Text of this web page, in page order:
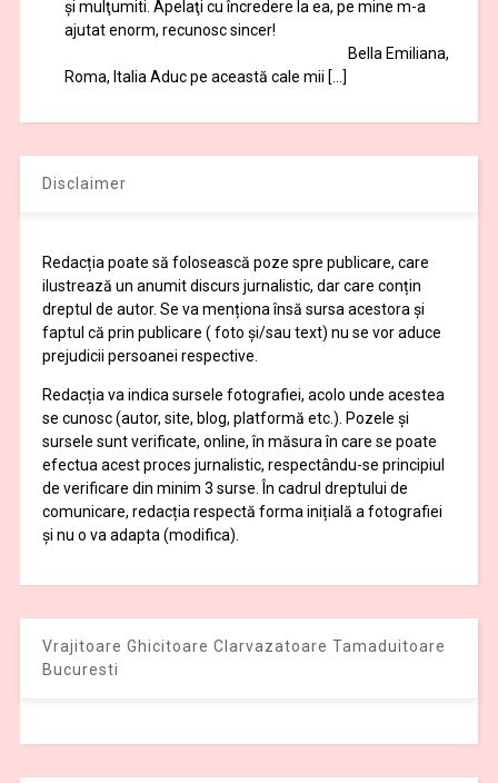
şi mulţumiti. Apelaţi cu încredere la ea, pe mine m-a
ajutat enorm, recunosc sincer!
Bella Emiliana,
Roma, Italia Aduc pe această cale mii […]
Disclaimer
Redacția poate să folosească poze spre publicare, care
ilustrează un anumit discurs jurnalistic, dar care conțin
dreptul de autor. Se va menționa însă sursa acestora și
faptul că prin publicare ( foto și/sau text) nu se vor aduce
prejudicii persoanei respective.
Redacția va indica sursele fotografiei, acolo unde acestea
se cunosc (autor, site, blog, platformă etc.). Pozele și
sursele sunt verificate, online, în măsura în care se poate
efectua acest proces jurnalistic, respectându-se principiul
de verificare din minim 3 surse. În cadrul dreptului de
comunicare, redacția respectă forma inițială a fotografiei
și nu o va adapta (modifica).
Vrajitoare Ghicitoare Clarvazatoare Tamaduitoare
Bucuresti